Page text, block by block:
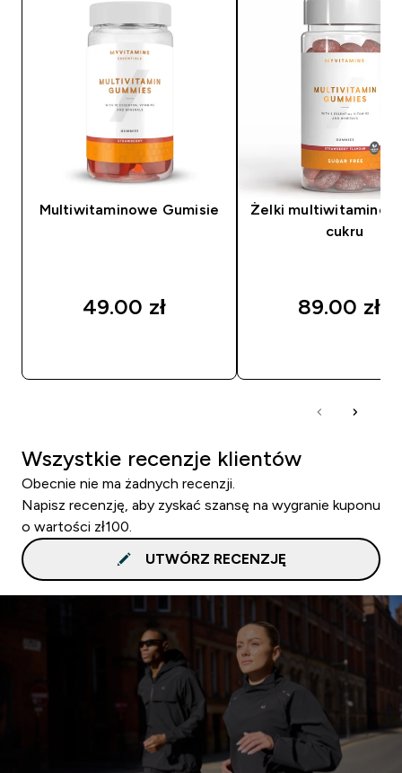
Multiwitaminowe Gumisie
49.00 zł‎
Żelki
cukru
89.00 zł‎
Wszystkie recenzje klientów
Obecnie nie ma żadnych recenzji.
Napisz recenzję, aby zyskać szansę na wygranie kuponu
o wartości zł100.
UTWÓRZ RECENZJĘ